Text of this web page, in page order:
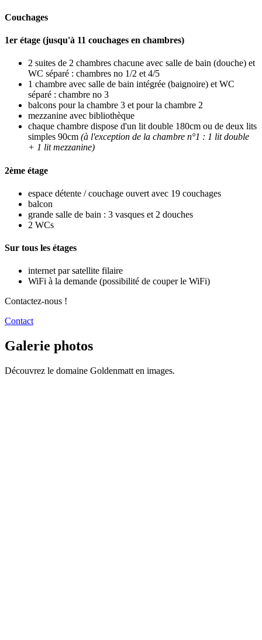
Couchages
1er étage (jusqu'à 11 couchages en chambres)
2 suites de 2 chambres chacune avec salle de bain (douche) et
WC séparé : chambres no 1/2 et 4/5
1 chambre avec salle de bain intégrée (baignoire) et WC
séparé : chambre no 3
balcons pour la chambre 3 et pour la chambre 2
mezzanine avec bibliothèque
chaque chambre dispose d'un lit double 180cm ou de deux lits
simples 90cm (à l'exception de la chambre n°1 : 1 lit double
+ 1 lit mezzanine)
2ème étage
espace détente / couchage ouvert avec 19 couchages
balcon
grande salle de bain : 3 vasques et 2 douches
2 WCs
Sur tous les étages
internet par satellite filaire
WiFi à la demande (possibilité de couper le WiFi)
Contactez-nous !
Contact
Galerie photos
Découvrez le domaine Goldenmatt en images.